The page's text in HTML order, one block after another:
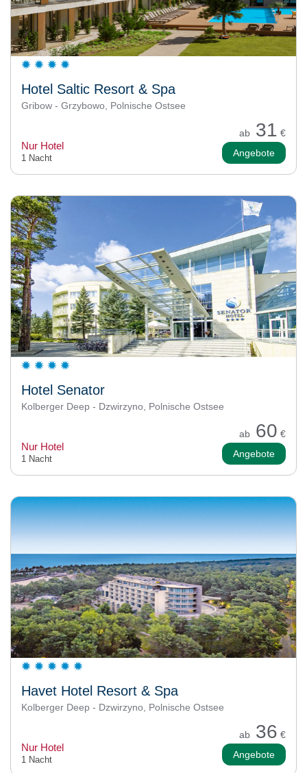
Hotel Saltic Resort & Spa
Gribow - Grzybowo, Polnische Ostsee
ab 31 €
Nur Hotel
1 Nacht Angebote
Hotel Senator
Kolberger Deep - Dzwirzyno, Polnische Ostsee
ab 60 €
Nur Hotel
1 Nacht Angebote
Havet Hotel Resort & Spa
Kolberger Deep - Dzwirzyno, Polnische Ostsee
ab 36 €
Nur Hotel
1 Nacht Angebote